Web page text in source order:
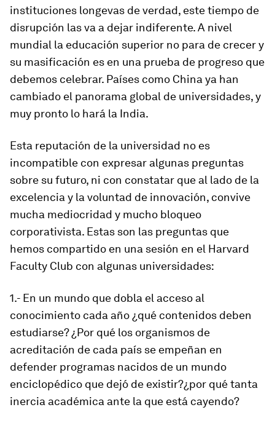
instituciones longevas de verdad, este tiempo de
disrupción las va a dejar indiferente. A nivel
mundial la educación superior no para de crecer y
su masificación es en una prueba de progreso que
debemos celebrar. Países como China ya han
cambiado el panorama global de universidades, y
muy pronto lo hará la India.
Esta reputación de la universidad no es
incompatible con expresar algunas preguntas
sobre su futuro, ni con constatar que al lado de la
excelencia y la voluntad de innovación, convive
mucha mediocridad y mucho bloqueo
corporativista. Estas son las preguntas que
hemos compartido en una sesión en el Harvard
Faculty Club con algunas universidades:
1.- En un mundo que dobla el acceso al
conocimiento cada año ¿qué contenidos deben
estudiarse? ¿Por qué los organismos de
acreditación de cada país se empeñan en
defender programas nacidos de un mundo
enciclopédico que dejó de existir?¿por qué tanta
inercia académica ante la que está cayendo?